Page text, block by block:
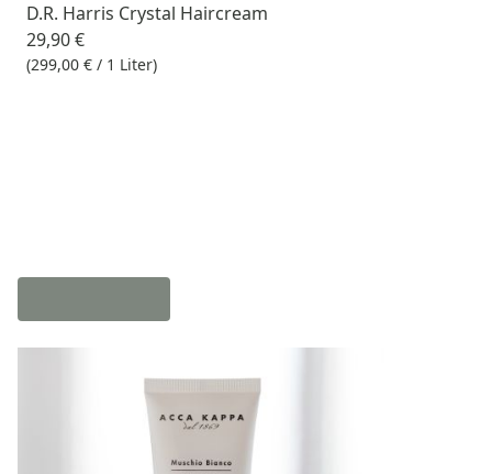
D.R. Harris Crystal Haircream
29,90 €
(299,00 € / 1 Liter)